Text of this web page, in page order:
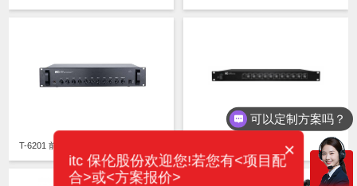
T-6201 前置放大器
可以定制方案吗？
×
itc 保伦股份欢迎您!若您有<项目配
合>或<方案报价>